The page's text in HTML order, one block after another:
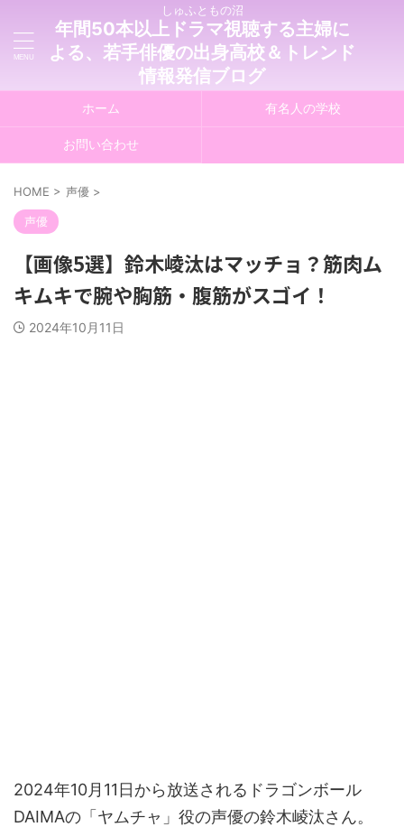
しゅふともの沼
年間50本以上ドラマ視聴する主婦に
よる、若手俳優の出身高校＆トレンド
情報発信ブログ
ホーム 有名人の学校
お問い合わせ
HOME > 声優 >
声優
【画像5選】鈴木崚汰はマッチョ？筋肉ム
キムキで腕や胸筋・腹筋がスゴイ！
2024年10月11日
2024年10月11日から放送されるドラゴンボール
DAIMAの「ヤムチャ」役の声優の鈴木崚汰さん。